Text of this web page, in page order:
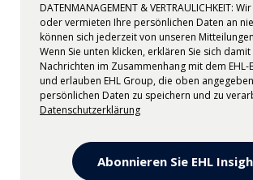
DATENMANAGEMENT & VERTRAULICHKEIT:
oder vermieten Ihre persönlichen Daten an
können sich jederzeit von unseren
Wenn Sie unten klicken, erklären Sie sich
Nachrichten im Zusammenhang mit dem
und erlauben EHL Group, die oben
persönlichen Daten zu speichern und zu
Datenschutzerklärung